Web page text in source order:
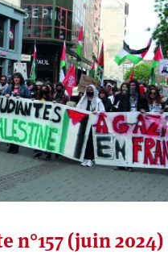
n°157 (juin 2024)